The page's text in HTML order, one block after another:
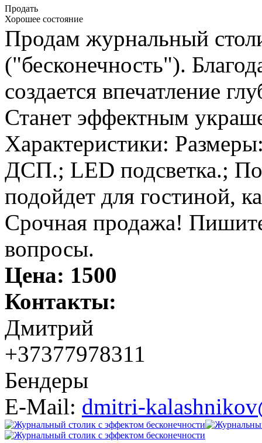
Продать
Хорошее состояние
Продам журнальный
("бесконечность").
создается впечатление
Станет эффектным
Характеристики:
ДСП.; LED подсветка.;
подойдет для гостиной,
Срочная продажа!
вопросы.
Цена: 1500
Контакты:
Дмитрий
+37377978311
Бендеры
E-Mail: dmitri-